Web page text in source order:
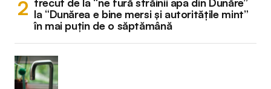
la “Dunărea e bine mersi și autoritățile mint”
în mai puțin de o săptămână